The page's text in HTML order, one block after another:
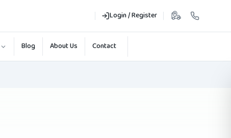
Login / Register
Blog About Us Contact